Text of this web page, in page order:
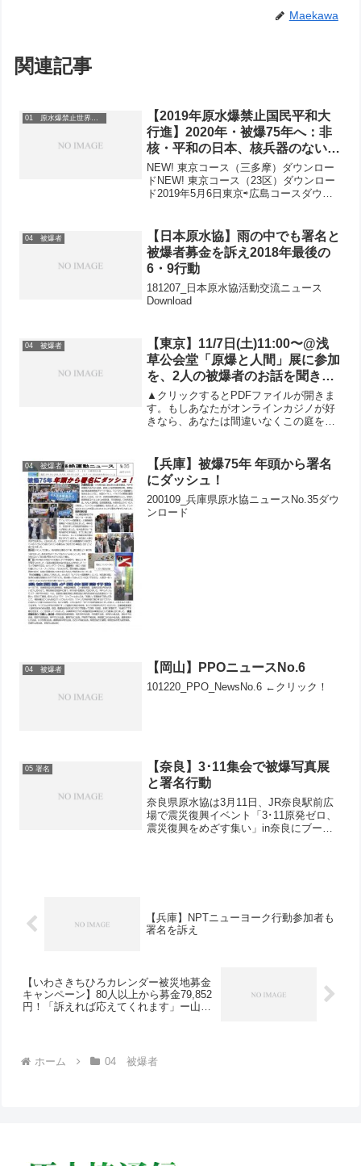
Maekawa
関連記事
01 原水爆禁止世界大会
【2019年原水爆禁止国民平和大
行進】2020年・被爆75年へ：非
核・平和の日本、核兵器のない世
界のために共同し、ともに歩こう
NEW! 東京コース（三多摩）ダウンロー
ドNEW! 東京コース（23区）ダウンロー
ド2019年5月6日東京⇨広島コースダウン
ルダウンロード2019平和行進コースダウ
ン...
04 被爆者
【日本原水協】雨の中でも署名と
被爆者募金を訴え2018年最後の
6・9行動
181207_日本原水協活動交流ニュース
Download
04 被爆者
【東京】11/7日(土)11:00〜@浅
草公会堂「原爆と人間」展に参加
を、2人の被爆者のお話を聞きま
す ちひろカレンダー各地域・新
婦人の大奮闘で5,304本の普及
日本政府は核兵器禁止条約締結決
▲クリックするとPDFファイルが開きま
す。もしあなたがオンラインカジノが好
きなら、あなたは間違いなくこの庭を気
最高のオンラインであり、私が今まで見
た...
04 被爆者
【兵庫】被爆75年 年頭から署名
にダッシュ！
200109_兵庫県原水協ニュースNo.35ダウ
ンロード
04 被爆者 【岡山】PPOニュースNo.6
101220_PPO_NewsNo.6 ←クリック！
05 署名
【奈良】3･11集会で被爆写真展
と署名行動
奈良県原水協は3月11日、JR奈良駅前広
場で震災復興イベント「3･11原発ゼロ、
震災復興をめざす集い」in奈良にブース
【兵庫】NPTニューヨーク行動参加者も
署名を訴え
【いわさきちひろカレンダー被災地募金
キャンペーン】80人以上から募金79,852
円！「訴えれば応えてくれます」ー山口
ホーム 04 被爆者